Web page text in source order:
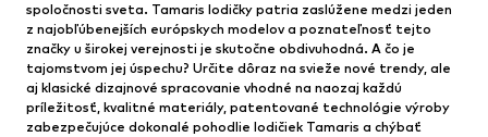
spoločnosti sveta. Tamaris lodičky patria zaslúžene medzi jeden
z najobľúbenejších európskych modelov a poznateľnosť tejto
značky u širokej verejnosti je skutočne obdivuhodná. A čo je
tajomstvom jej úspechu? Určite dôraz na svieže nové trendy, ale
aj klasické dizajnové spracovanie vhodné na naozaj každú
príležitosť, kvalitné materiály, patentované technológie výroby
zabezpečujúce dokonalé pohodlie lodičiek Tamaris a chýbať